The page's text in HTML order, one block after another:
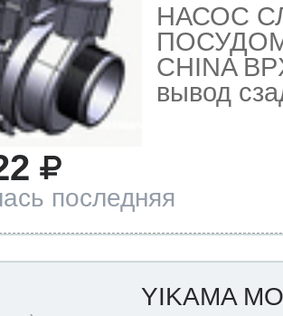
НАСОС
CHINA
вывод
последняя
YIKAMA